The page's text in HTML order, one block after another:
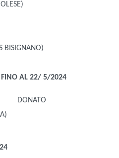
BISIGNANO)
FINO AL 22/ 5/2024
DONATO